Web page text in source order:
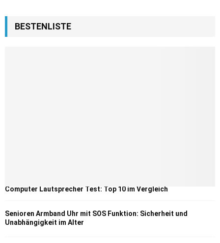
BESTENLISTE
Computer Lautsprecher Test: Top 10 im Vergleich
Senioren Armband Uhr mit SOS Funktion: Sicherheit und
Unabhängigkeit im Alter